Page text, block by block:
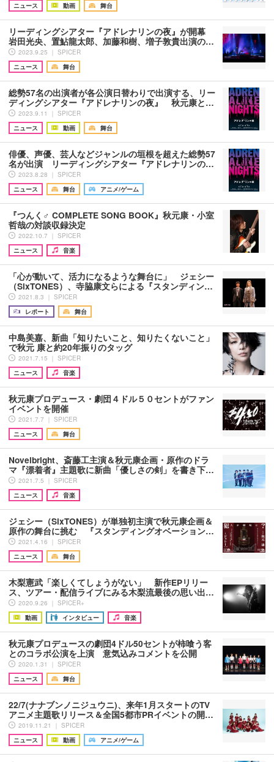
ニュース
動画 舞台
リーディングシアター『アドレナリンの夜』が開幕
岩田光央、置鮎龍太郎、加藤和樹、増子敦貴出演の…
2023.9.25 ｜ SPICER
ニュース
舞台
総勢57名の出演者が各公演日替わりで出演する、リー
ディングシアター『アドレナリンの夜』 秋元康と…
2023.9.11 ｜ SPICER
ニュース
動画 舞台
俳優、声優、芸人などジャンルの垣根を超えた総勢57
名が出演 リーディングシアター『アドレナリンの…
2023.8.28 ｜ SPICER
ニュース
舞台 アニメ/ゲーム
『つんく♂ COMPLETE SONG BOOK』秋元康・小室
哲哉の対談収録決定
2022.10.7 ｜ SPICER
ニュース
音楽
「心が動いて、活力になるような舞台に」 ジェシー
（SixTONES）、寺脇康文らによる『スタンディン…
2021.8.3 ｜ SPICER
レポート
舞台
中島美嘉、新曲「知りたいこと、知りたくないこと」
で秋元 康と約20年振りのタッグ
2021.7.15 ｜ SPICER
ニュース
音楽
秋元康プロデュース・劇団４ドル５０セントがファン
イベントを開催
2021.7.7 ｜ SPICER
ニュース
舞台
Novelbright、斎藤工主演＆秋元康企画・原作のドラ
マ『漂着者』主題歌に新曲「優しさの剣」を書き下…
2021.7.5 ｜ SPICER
ニュース
音楽
ジェシー（SixTONES）が単独初主演で秋元康企画＆
原作の舞台に挑む 『スタンディングオベーション…
2021.4.16 ｜ SPICER
ニュース
舞台
木梨憲武「楽しくてしょうがない」 新作EPリリー
ス、ツアー・配信ライブにみる木梨流最後の思い出…
2020.9.26 ｜ SPICER+
動画
インタビュー 音楽
秋元康プロデュースの劇団4ドル50セントが柿喰う客
とのコラボ公演を上演 意気込みコメントを公開
2020.1.31 ｜ SPICER
ニュース
舞台
22/7(ナナブンノニジュウニ)、来年1月スタートのTV
アニメ主題歌リリース＆全国5都市PRイベントの開…
2019.11.21 ｜ SPICER
ニュース
動画 アニメ/ゲーム